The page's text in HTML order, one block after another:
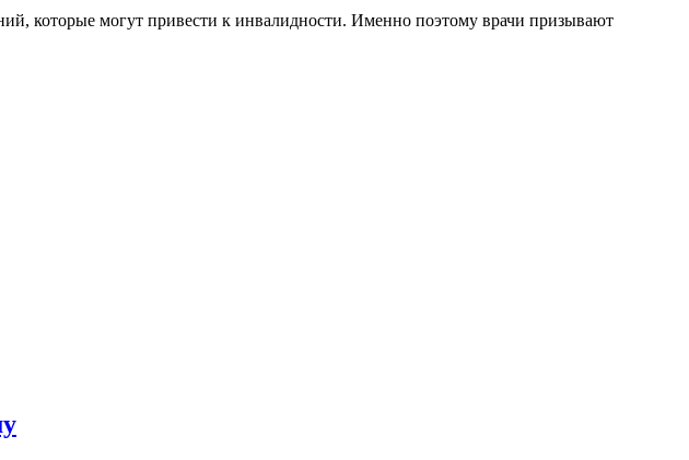
которые могут привести к инвалидности. Именно поэтому врачи призывают